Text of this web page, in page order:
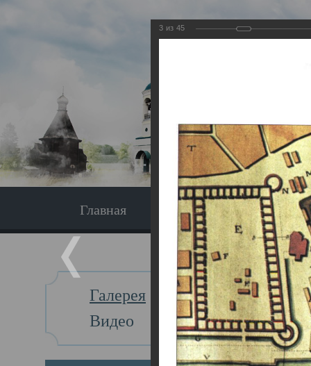
Главная Экскурсия
Галерея
Видео
Главная
3 из 45